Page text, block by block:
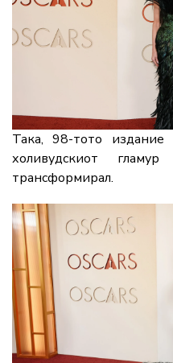
Така,98-тото издание
холивудскиот гламур
трансформирал.